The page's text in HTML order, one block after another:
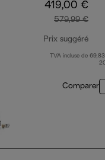
419,00 €
579,99 €
Prix suggéré
TVA incluse de
Comparer